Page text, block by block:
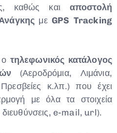
καθώς και αποστολή
μεGPS Tracking
ο τηλεφωνικός κατάλογος
(Αεροδρόμια, Λιμάνια,
κ.λπ.) που έχει
με όλα τα στοιχεία
διευθύνσεις, e-mail, url).